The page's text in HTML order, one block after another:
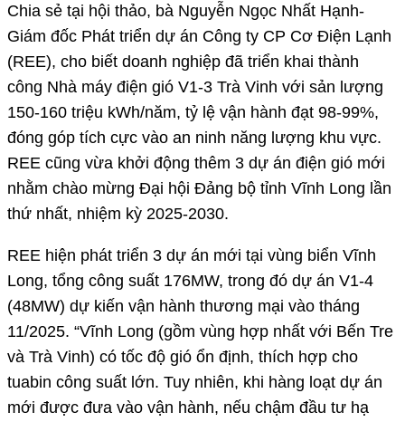
Chia sẻ tại hội thảo, bà Nguyễn Ngọc Nhất Hạnh-
Giám đốc Phát triển dự án Công ty CP Cơ Điện Lạnh
(REE), cho biết doanh nghiệp đã triển khai thành
công Nhà máy điện gió V1-3 Trà Vinh với sản lượng
150-160 triệu kWh/năm, tỷ lệ vận hành đạt 98-99%,
đóng góp tích cực vào an ninh năng lượng khu vực.
REE cũng vừa khởi động thêm 3 dự án điện gió mới
nhằm chào mừng Đại hội Đảng bộ tỉnh Vĩnh Long lần
thứ nhất, nhiệm kỳ 2025-2030.
REE hiện phát triển 3 dự án mới tại vùng biển Vĩnh
Long, tổng công suất 176MW, trong đó dự án V1-4
(48MW) dự kiến vận hành thương mại vào tháng
11/2025. “Vĩnh Long (gồm vùng hợp nhất với Bến Tre
và Trà Vinh) có tốc độ gió ổn định, thích hợp cho
tuabin công suất lớn. Tuy nhiên, khi hàng loạt dự án
mới được đưa vào vận hành, nếu chậm đầu tư hạ